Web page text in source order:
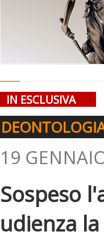
IN ESCLUSIVA
19
Sospeso
udienza